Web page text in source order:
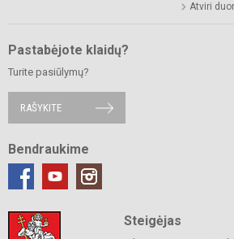
Atviri
Pastabėjote klaidų?
Turite pasiūlymų?
RAŠYKITE
Bendraukime
Steigėjas